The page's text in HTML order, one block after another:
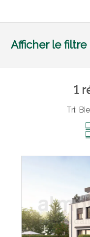
Afficher le
1
Tri: